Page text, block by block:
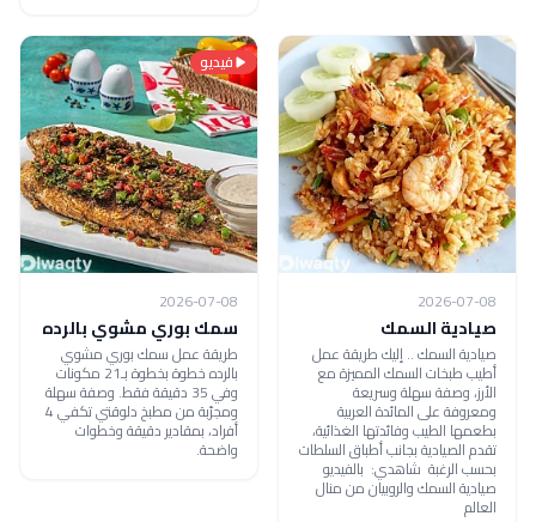
2026-07-08
صيادية السمك
صيادية السمك .. إليك طريقة عمل
أطيب طبخات السمك المميزة مع
الأرز، وصفة سهلة وسريعة
ومعروفة على المائدة العربية
بطعمها الطيب وفائدتها الغذائية،
تقدم الصيادية بجانب أطباق السلطات
بحسب الرغبة شاهدي: بالفيديو
صيادية السمك والروبيان من منال
العالم
فيديو
2026-07-08
سمك بوري مشوي بالرده
طريقة عمل سمك بوري مشوي
بالرده خطوة بخطوة بـ21 مكونات
وفي 35 دقيقة فقط. وصفة سهلة
ومجرّبة من مطبخ دلوقتي تكفي 4
أفراد، بمقادير دقيقة وخطوات
واضحة.